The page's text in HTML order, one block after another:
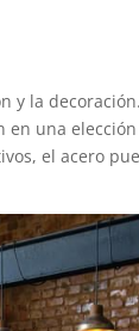
y la
una
el acero